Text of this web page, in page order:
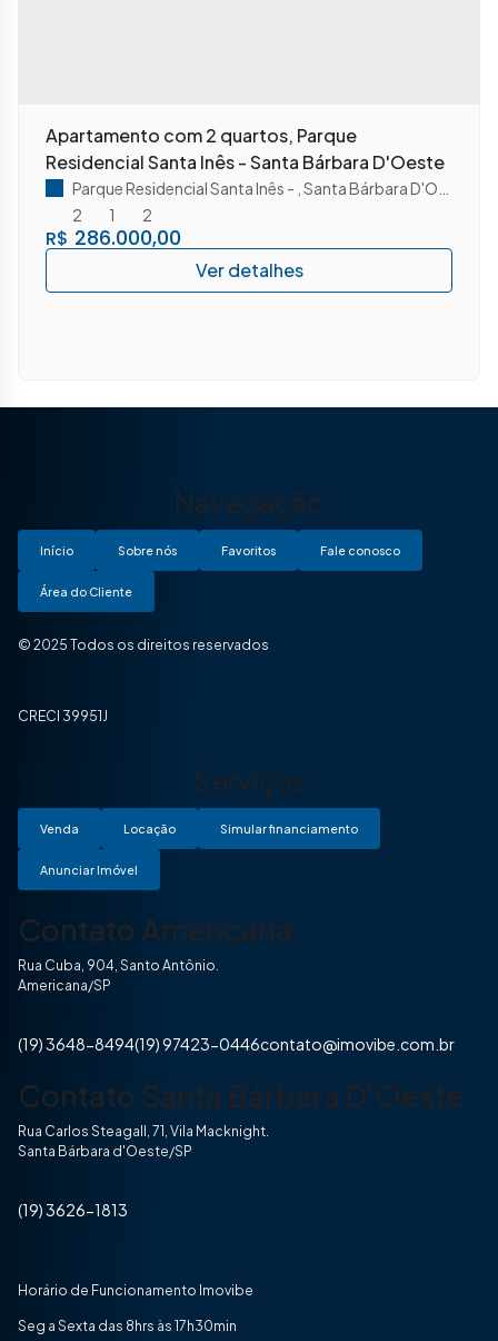
Apartamento com 2 quartos, Parque
Residencial Santa Inês - Santa Bárbara D'Oeste
R$ 286.000,00
Parque Residencial Santa Inês Santa Bárbara D'Oeste
2
1 2
Navegação
Início Sobre nós Favoritos Fale conosco
Área do Cliente
© 2025 Todos os direitos reservados
CRECI 39951J
Serviços
Venda Locação Simular financiamento
Anunciar Imóvel
Contato Americana
Rua Cuba, 904, Santo Antônio.
Americana/SP
(19) 3648-8494(19) 97423-0446contato@imovibe.com.br
Contato Santa Bárbara D'Oeste
Rua Carlos Steagall, 71, Vila Macknight.
Santa Bárbara d'Oeste/SP
(19) 3626-1813
Horário de Funcionamento Imovibe
Seg a Sexta das 8hrs às 17h30min